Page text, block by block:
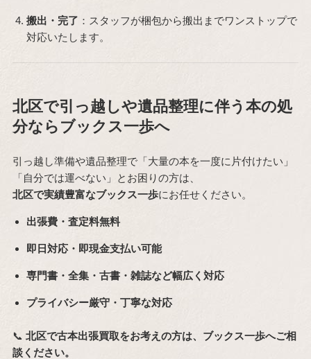
搬出・完了 ：スタッフが梱包から搬出までワンストップで
対応いたします。
北区で引っ越しや遺品整理に伴う本の処
分ならブックス一歩へ
引っ越し準備や遺品整理で「大量の本を一度に片付けたい」
「自分では運べない」とお困りの方は、
北区で実績豊富なブックス一歩にお任せください。
出張費・査定料無料
即日対応・即現金支払い可能
専門書・全集・古書・雑誌など幅広く対応
プライバシー厳守・丁寧な対応
📞 北区で古本出張買取をお考えの方は、ブックス一歩へご相
談ください。